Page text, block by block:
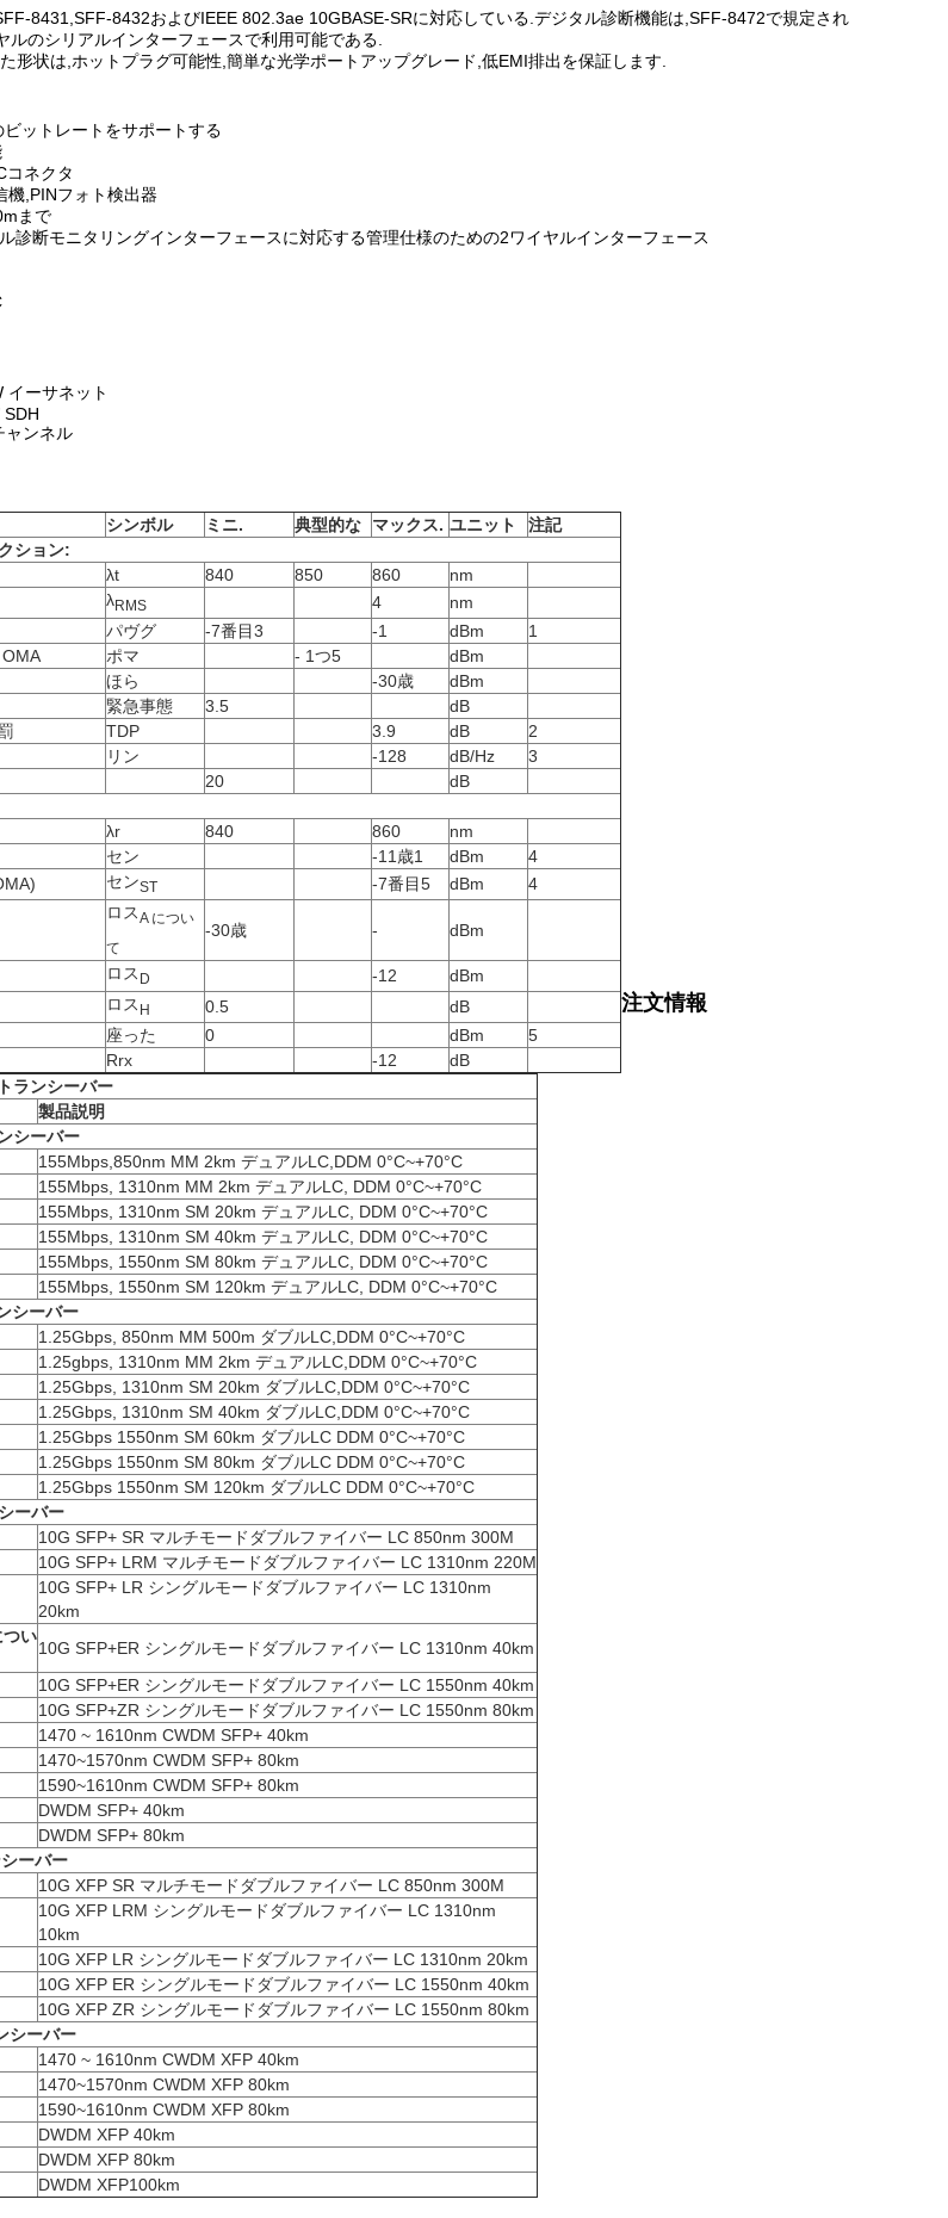
8431,SFF-8432およびIEEE 802.3ae 10GBASE-SRに対応している.デジタル診断機能は,SFF-8472で規定され
ルのシリアルインターフェースで利用可能である.
形状は,ホットプラグ可能性,簡単な光学ポートアップグレード,低EMI排出を保証します.
ットレートをサポートする
コネクタ
機,PINフォト検出器
まで
診断モニタリングインターフェースに対応する管理仕様のための2ワイヤルインターフェース
イーサネット
ャンネル
シンボル ミニ. 典型的な マックス. ユニット
注記
ション:
λt 840 850 860
nm
λRMS 4
nm
パヴグ -7番目3 -1 dBm
1
ポマ - 1つ5
dBm
ほら -30歳
dBm
緊急事態 3.5
dB
TDP 3.9 dB
2
リン -128 dB/Hz
3
20
dB
λr 840 860
nm
セン -11歳1 dBm
4
センST -7番目5 dBm 4
ロスA につい
て
-30歳 - dBm
ロス D -12
dBm
ロス H 0.5
dB
座った 0 dBm
5
Rrx -12 dB
注文情報
トランシーバー
製品説明
シーバー
155Mbps,850nm MM 2km デュアルLC,DDM 0°C~+70°C
155Mbps, 1310nm MM 2km デュアルLC, DDM 0°C~+70°C
155Mbps, 1310nm SM 20km デュアルLC, DDM 0°C~+70°C
155Mbps, 1310nm SM 40km デュアルLC, DDM 0°C~+70°C
155Mbps, 1550nm SM 80km デュアルLC, DDM 0°C~+70°C
155Mbps, 1550nm SM 120km デュアルLC, DDM 0°C~+70°C
シーバー
1.25Gbps, 850nm MM 500m ダブルLC,DDM 0°C~+70°C
1.25gbps, 1310nm MM 2km デュアルLC,DDM 0°C~+70°C
1.25Gbps, 1310nm SM 20km ダブルLC,DDM 0°C~+70°C
1.25Gbps, 1310nm SM 40km ダブルLC,DDM 0°C~+70°C
1.25Gbps 1550nm SM 60km ダブルLC DDM 0°C~+70°C
1.25Gbps 1550nm SM 80km ダブルLC DDM 0°C~+70°C
1.25Gbps 1550nm SM 120km ダブルLC DDM 0°C~+70°C
ーバー
10G SFP+ SR マルチモードダブルファイバー LC 850nm 300M
10G SFP+ LRM マルチモードダブルファイバー LC 1310nm 220M
10G SFP+ LR シングルモードダブルファイバー LC 1310nm
20km
つい
10G SFP+ER シングルモードダブルファイバー LC 1310nm 40km
10G SFP+ER シングルモードダブルファイバー LC 1550nm 40km
10G SFP+ZR シングルモードダブルファイバー LC 1550nm 80km
1470 ~ 1610nm CWDM SFP+ 40km
1470~1570nm CWDM SFP+ 80km
1590~1610nm CWDM SFP+ 80km
DWDM SFP+ 40km
DWDM SFP+ 80km
シーバー
10G XFP SR マルチモードダブルファイバー LC 850nm 300M
10G XFP LRM シングルモードダブルファイバー LC 1310nm
10km
10G XFP LR シングルモードダブルファイバー LC 1310nm 20km
10G XFP ER シングルモードダブルファイバー LC 1550nm 40km
10G XFP ZR シングルモードダブルファイバー LC 1550nm 80km
シーバー
1470 ~ 1610nm CWDM XFP 40km
1470~1570nm CWDM XFP 80km
1590~1610nm CWDM XFP 80km
DWDM XFP 40km
DWDM XFP 80km
DWDM XFP100km